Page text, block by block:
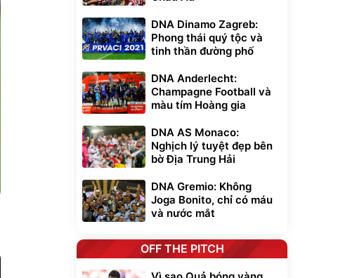
DNA Dinamo Zagreb:
Phong thái quý tộc và
tinh thần đường phố
DNA Anderlecht:
Champagne Football và
màu tím Hoàng gia
DNA AS Monaco:
Nghịch lý tuyệt đẹp bên
bờ Địa Trung Hải
DNA Gremio: Không
Joga Bonito, chỉ có máu
và nước mắt
OFF THE PITCH